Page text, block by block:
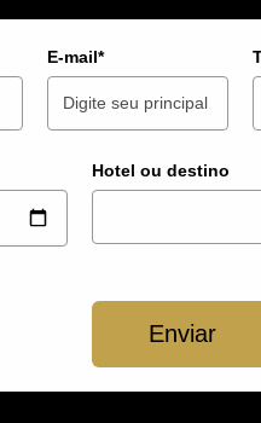
E-mail*
Hotel ou destino
Enviar